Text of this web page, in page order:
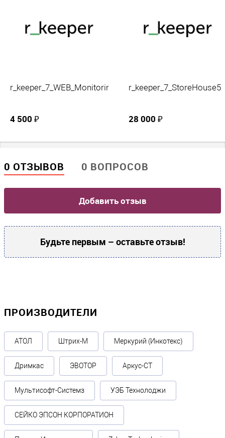
r_keeper_7_WEB_Monitoring
4 500 ₽
r_keeper_7_StoreHouse5
28 000 ₽
0 ОТЗЫВОВ 0 ВОПРОСОВ
Добавить отзыв
Будьте первым – оставьте отзыв!
ПРОИЗВОДИТЕЛИ
АТОЛ Штрих-М Меркурий (Инкотекс)
Дримкас ЭВОТОР Аркус-СТ
Мультисофт-Системз УЭБ Технолоджи
СЕЙКО ЭПСОН КОРПОРАТИОН